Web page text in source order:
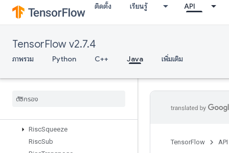
ติดตั้ง เรียนรู้ API
TensorFlow v2.7.4
ภาพรวม Python C++ Java เพิ่มเติม
RiscReal
RiscReduce
RiscReshape
RiscReverse
RiscShape
RiscSqueeze
RiscSub
TensorFlow API